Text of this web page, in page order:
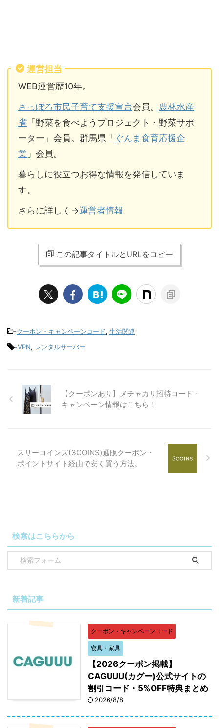
運営担当
WEB運営歴10年。
さっぽろ市民子育て支援宣言会員。 農林水産
省 「野菜を食べようプロジェクト・野菜サポ
ーター」会員。群馬県「 ぐんま食育応援企
業 」会員。
暮らしに役立つお得な情報を発信していま
す。
さらに詳しく→運営者情報
この記事タイトルとURLをコピー
-クーポン・キャンペーンコード, 生活関連
-VPN, レンタルサーバー
【クーポンあり】メチャカリ招待コード・
キャンペーン情報はこちら！
スリーコインズ(3COINS)通販クーポン・
ポイントサイト経由で安く買う方法。
検索はこちらから
新着記事
クーポン・キャンペーンコード
寝具・家具
【2026クーポン掲載】
CAGUUU(カグー)公式サイトの
割引コード・5%OFF特典まとめ
2026/8/8